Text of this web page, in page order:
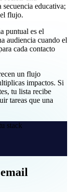
educativa;
flujo.
puntual es el
audiencia cuando el
cada contacto
un flujo
impactos. Si
tu lista recibe
tareas que una
stack